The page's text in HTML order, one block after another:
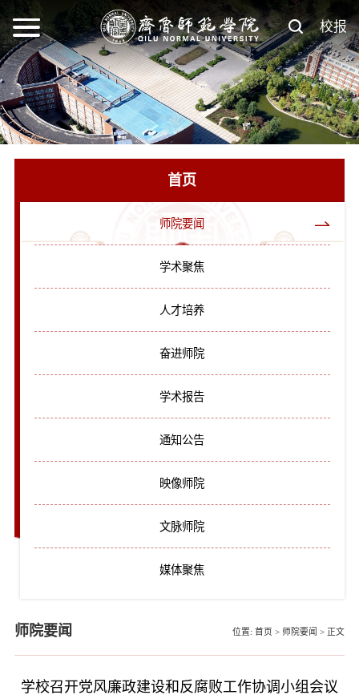
校报
首页
师院要闻
学术聚焦
人才培养
奋进师院
学术报告
通知公告
映像师院
文脉师院
媒体聚焦
师院要闻 位置: 首页 > 师院要闻 > 正文
学校召开党风廉政建设和反腐败工作协调小组会议